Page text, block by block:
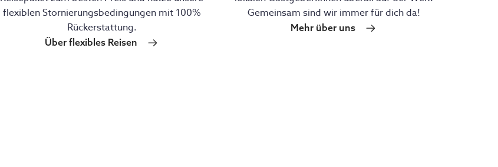
flexiblen Stornierungsbedingungen mit 100%
Rückerstattung.
Über flexibles Reisen
Gemeinsam sind wir immer für dich da!
Mehr über uns